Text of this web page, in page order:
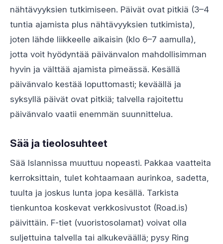
nähtävyyksien tutkimiseen. Päivät ovat pitkiä (3–4
tuntia ajamista plus nähtävyyksien tutkimista),
joten lähde liikkeelle aikaisin (klo 6–7 aamulla),
jotta voit hyödyntää päivänvalon mahdollisimman
hyvin ja välttää ajamista pimeässä. Kesällä
päivänvalo kestää loputtomasti; keväällä ja
syksyllä päivät ovat pitkiä; talvella rajoitettu
päivänvalo vaatii enemmän suunnittelua.
Sää ja tieolosuhteet
Sää Islannissa muuttuu nopeasti. Pakkaa vaatteita
kerroksittain, tulet kohtaamaan aurinkoa, sadetta,
tuulta ja joskus lunta jopa kesällä. Tarkista
tienkuntoa koskevat verkkosivustot (Road.is)
päivittäin. F-tiet (vuoristosolamat) voivat olla
suljettuina talvella tai alkukeväällä; pysy Ring